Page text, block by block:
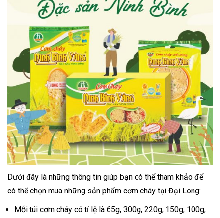
Dưới đây là những thông tin giúp bạn có thể tham khảo để
có thể chọn mua những sản phẩm cơm cháy tại Đại Long:
Mỗi túi cơm cháy có tỉ lệ là 65g, 300g, 220g, 150g, 100g,